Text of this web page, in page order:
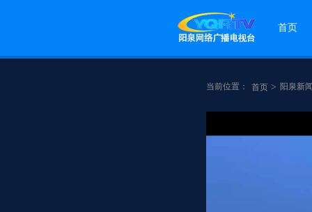
首页
当前位置： 首页 > 阳泉新